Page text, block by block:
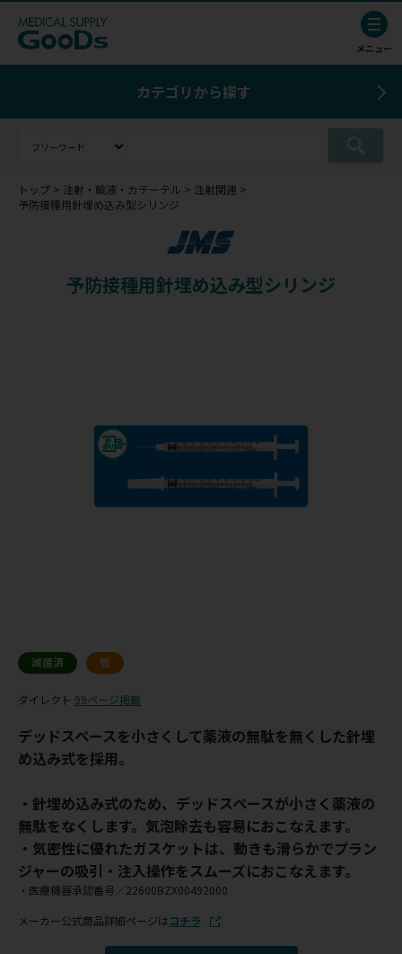
カテゴリから探す
トップ 注射・輸液・カテーテル
注射関連
予防接種用針埋め込み型シリンジ
予防接種用針埋め込み型シリンジ
滅菌済 管
ダイレクト 99ページ掲載
デッドスペースを小さくして薬液の無駄を無くした針埋
め込み式を採用。
・針埋め込み式のため、デッドスペースが小さく薬液の
無駄をなくします。気泡除去も容易におこなえます。
・気密性に優れたガスケットは、動きも滑らかでプラン
ジャーの吸引・注入操作をスムーズにおこなえます。
・医療機器承認番号／22600BZX00492000
メーカー公式商品詳細ページはコチラ